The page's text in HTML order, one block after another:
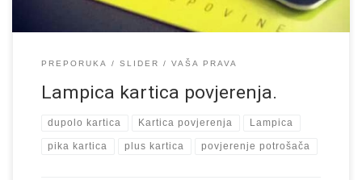
PREPORUKA SLIDER VAŠA PRAVA
Lampica kartica povjerenja.
dupolo kartica Kartica povjerenja Lampica
pika kartica plus kartica povjerenje potrošača